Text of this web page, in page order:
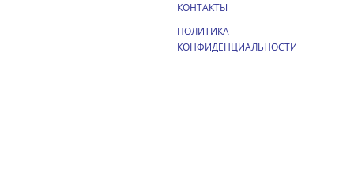
КОНТАКТЫ
ПОЛИТИКА
КОНФИДЕНЦИАЛЬНОСТИ